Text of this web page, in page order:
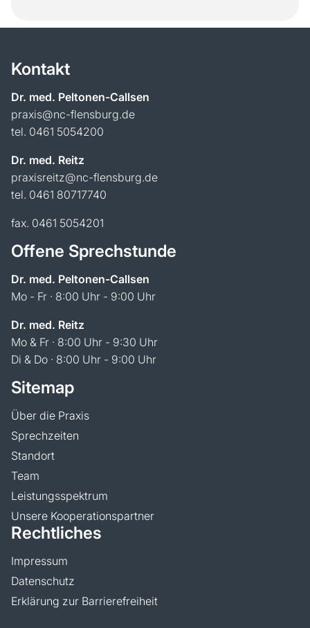
Kontakt
Dr. med. Peltonen-Callsen
praxis@nc-flensburg.de
tel. 0461 5054200
Dr. med. Reitz
praxisreitz@nc-flensburg.de
tel. 0461 80717740
fax. 0461 5054201
Offene Sprechstunde
Dr. med. Peltonen-Callsen
Mo - Fr · 8:00 Uhr - 9:00 Uhr
Dr. med. Reitz
Mo & Fr · 8:00 Uhr - 9:30 Uhr
Di & Do · 8:00 Uhr - 9:00 Uhr
Sitemap
Über die Praxis
Sprechzeiten
Standort
Team
Leistungsspektrum
Unsere Kooperationspartner
Rechtliches
Impressum
Datenschutz
Erklärung zur Barrierefreiheit